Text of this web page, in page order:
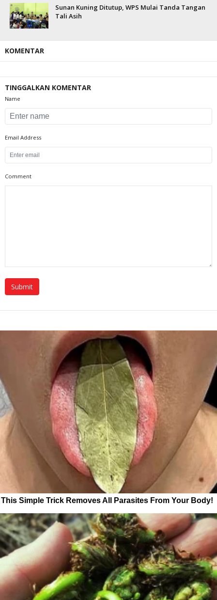
Sunan Kuning Ditutup, WPS Mulai Tanda Tangan
Tali Asih
KOMENTAR
TINGGALKAN KOMENTAR
Name
Email Address
Comment
This Simple Trick Removes All Parasites From Your Body!